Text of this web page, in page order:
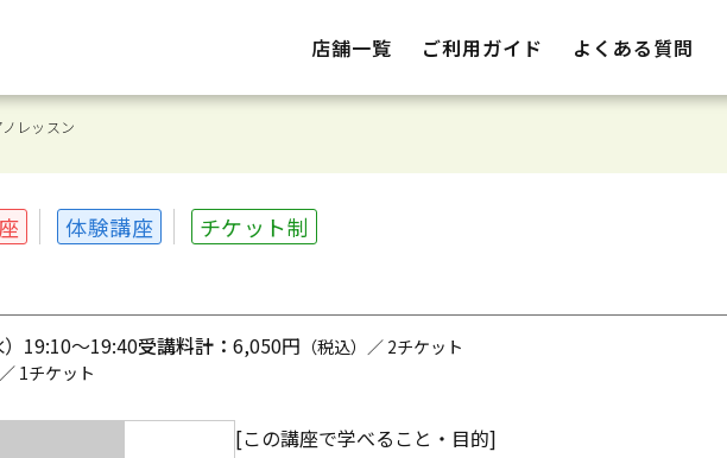
店舗一覧 ご利用ガイド よくある質問
レッスン
体験講座 チケット制
19:10～19:40受講料計： 6,050円 （税込）／ 2チケット
1チケット
[この講座で学べること・目的]